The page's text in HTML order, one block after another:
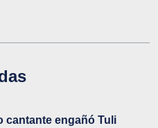
cantante engañó Tuli